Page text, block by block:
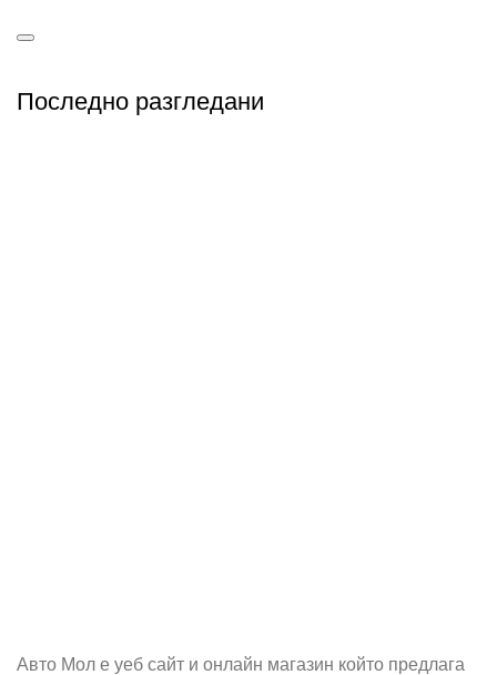
Последно разгледани
Авто Мол е уеб сайт и онлайн магазин който предлага